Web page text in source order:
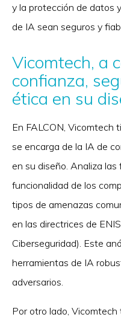
y la protección de datos
de IA sean seguros y
Vicomtech, a
confianza,
ética en su
En FALCON, Vicomtech
se encarga de la IA de
en su diseño. Analiza
funcionalidad de los
tipos de amenazas
en las directrices de
Ciberseguridad). Este
herramientas de IA
adversarios.
Por otro lado,